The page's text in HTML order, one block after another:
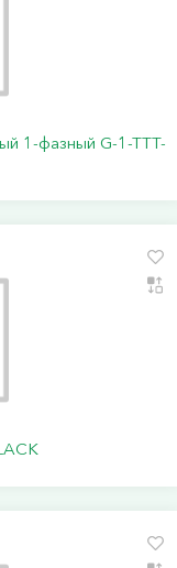
1-фазный G-1-TTT-